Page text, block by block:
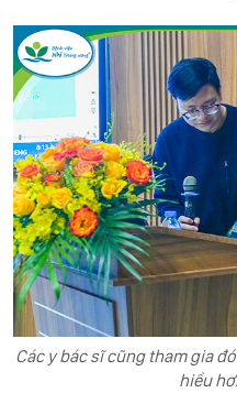
Các y bác sĩ cũng tham gia
hiểu